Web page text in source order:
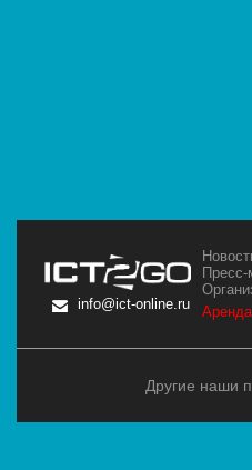
info@ict-online.ru
Пресс-
Другие наши